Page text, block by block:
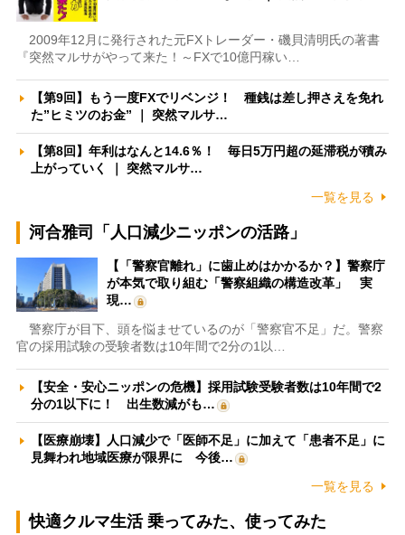
2009年12月に発行された元FXトレーダー・磯貝清明氏の著書
『突然マルサがやって来た！～FXで10億円稼い…
【第9回】もう一度FXでリベンジ！ 種銭は差し押さえを免れ
た”ヒミツのお金” ｜ 突然マルサ…
【第8回】年利はなんと14.6％！ 毎日5万円超の延滞税が積み
上がっていく ｜ 突然マルサ…
一覧を見る
河合雅司「人口減少ニッポンの活路」
【「警察官離れ」に歯止めはかかるか？】警察庁
が本気で取り組む「警察組織の構造改革」 実
現…
警察庁が目下、頭を悩ませているのが「警察官不足」だ。警察
官の採用試験の受験者数は10年間で2分の1以…
【安全・安心ニッポンの危機】採用試験受験者数は10年間で2
分の1以下に！ 出生数減がも…
【医療崩壊】人口減少で「医師不足」に加えて「患者不足」に
見舞われ地域医療が限界に 今後…
一覧を見る
快適クルマ生活 乗ってみた、使ってみた